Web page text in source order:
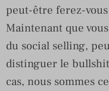
peut-être ferez-
Maintenant que
du social selling,
distinguer le
cas, nous sommes